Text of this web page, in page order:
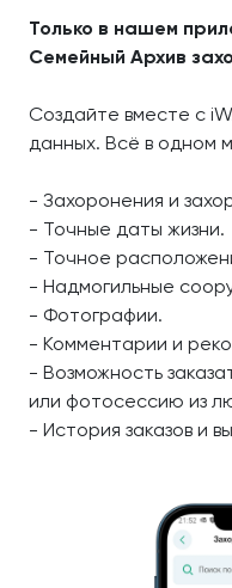
Только в нашем
Семейный Архив
Создайте вместе с
данных. Всё в одном
- Захоронения и
- Точные даты жизни.
- Точное
- Надмогильные
- Фотографии.
- Комментарии и
- Возможность
или фотосессию из
- История заказов и